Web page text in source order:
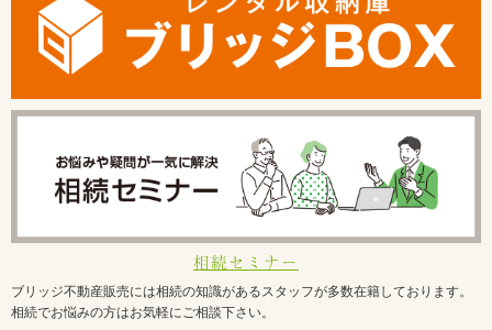
相続セミナー
ブリッジ不動産販売には相続の知識があるスタッフが多数在籍しております。
相続でお悩みの方はお気軽にご相談下さい。